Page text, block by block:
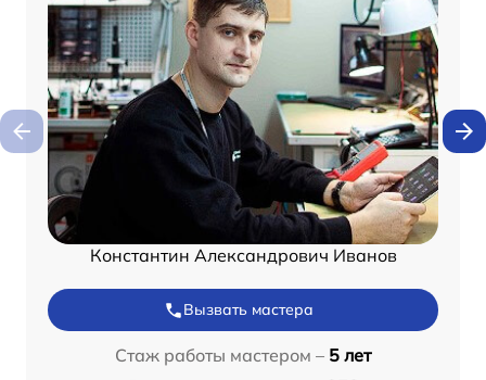
Константин Александрович Иванов
Вызвать мастера
Стаж работы мастером – 5 лет